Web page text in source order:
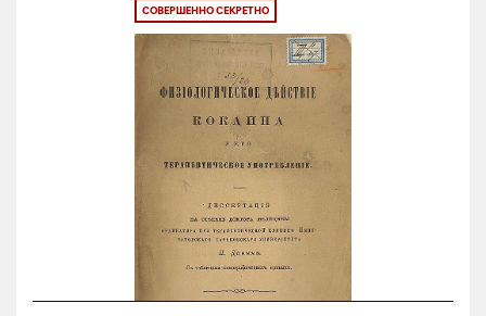
СОВЕРШЕННО СЕКРЕТНО